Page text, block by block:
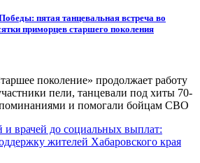
пятая танцевальная встреча во
приморцев старшего поколения
поколение» продолжает работу
пели, танцевали под хиты 70-
и помогали бойцам СВО